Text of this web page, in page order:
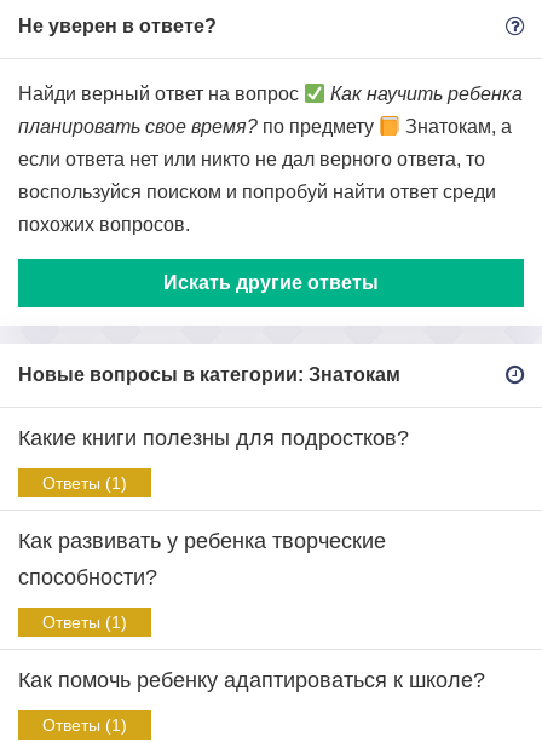
Не уверен в ответе?
Найди верный ответ на вопрос
Как научить ребенка
планировать свое время? по предмету
Знатокам, а
если ответа нет или никто не дал верного ответа, то
воспользуйся поиском и попробуй найти ответ среди
похожих вопросов.
Искать другие ответы
Новые вопросы в категории: Знатокам
Какие книги полезны для подростков?
Ответы (1)
Как развивать у ребенка творческие
способности?
Ответы (1)
Как помочь ребенку адаптироваться к школе?
Ответы (1)